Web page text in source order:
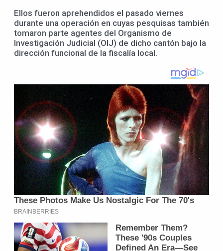
Ellos fueron aprehendidos el pasado viernes
durante una operación en cuyas pesquisas también
tomaron parte agentes del Organismo de
Investigación Judicial (OIJ) de dicho cantón bajo la
dirección funcional de la fiscalía local.